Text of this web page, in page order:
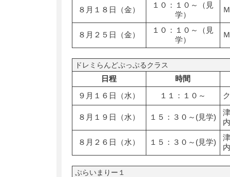
８月１８日（金）
１０：１０～（見
学）
８月２５日（金）
１０：１０～（見
学）
ドレミらんどぷっぷるクラス
日程
時間
９月１６日（水）
１１：１０～
８月１９日（水） １５：３０～(見学)
８月２６日（水） １５：３０～(見学)
ぷらいまりー１